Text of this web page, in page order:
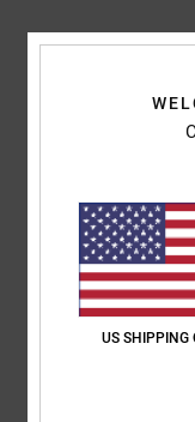
24. febrero
Bien hecho, a un precio
: 5/5 Color: 5/5
Recomiendo este
US SHIPPING